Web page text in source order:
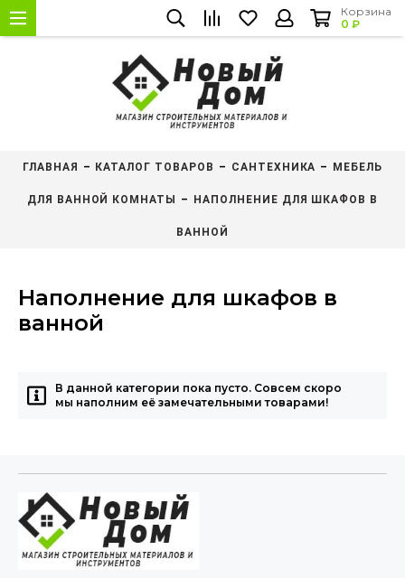
Корзина
0 ₽
ГЛАВНАЯ КАТАЛОГ ТОВАРОВ САНТЕХНИКА МЕБЕЛЬ
ДЛЯ ВАННОЙ КОМНАТЫ НАПОЛНЕНИЕ ДЛЯ ШКАФОВ В
ВАННОЙ
Наполнение для шкафов в
ванной
В данной категории пока пусто. Совсем скоро
мы наполним её замечательными товарами!